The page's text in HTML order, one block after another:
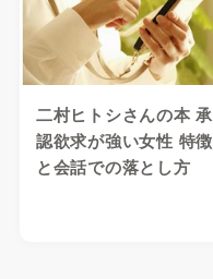
二村ヒトシさんの本 承
認欲求が強い女性 特徴
と会話での落とし方